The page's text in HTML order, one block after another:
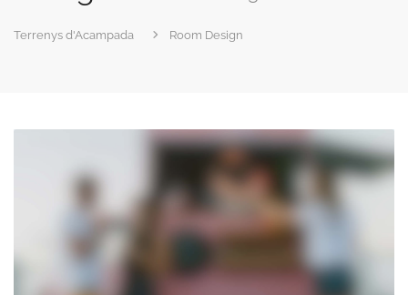
Terrenys d'Acampada Room Design